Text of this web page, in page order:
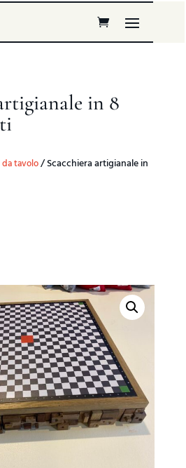
in 8
tavolo/ Scacchiera artigianale in